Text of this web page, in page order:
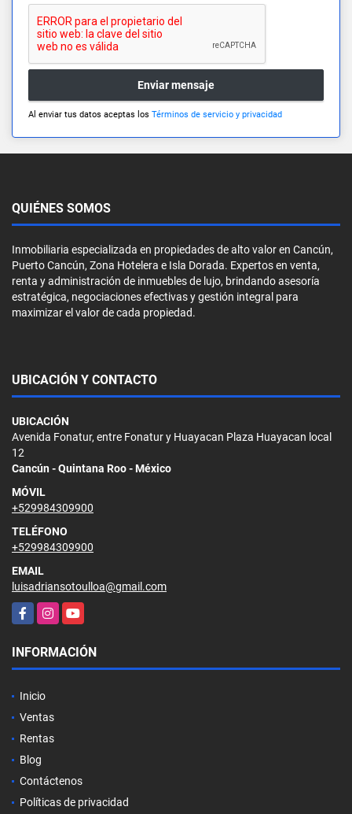
Enviar mensaje
Al enviar tus datos aceptas los Términos de servicio y privacidad
QUIÉNES SOMOS
Inmobiliaria especializada en propiedades de alto valor en Cancún,
Puerto Cancún, Zona Hotelera e Isla Dorada. Expertos en venta,
renta y administración de inmuebles de lujo, brindando asesoría
estratégica, negociaciones efectivas y gestión integral para
maximizar el valor de cada propiedad.
UBICACIÓN Y CONTACTO
UBICACIÓN
Avenida Fonatur, entre Fonatur y Huayacan Plaza Huayacan local
12
Cancún - Quintana Roo - México
MÓVIL
+529984309900
TELÉFONO
+529984309900
EMAIL
luisadriansotoulloa@gmail.com
FacebookInstagramYouTube
INFORMACIÓN
Inicio
Ventas
Rentas
Blog
Contáctenos
Políticas de privacidad